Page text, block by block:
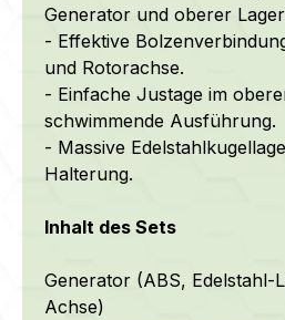
Generator und oberer
- Effektive
und Rotorachse.
- Einfache Justage im
schwimmende Ausführung.
- Massive
Halterung.
Inhalt des Sets
Generator (ABS, Edelstahl-
Achse)